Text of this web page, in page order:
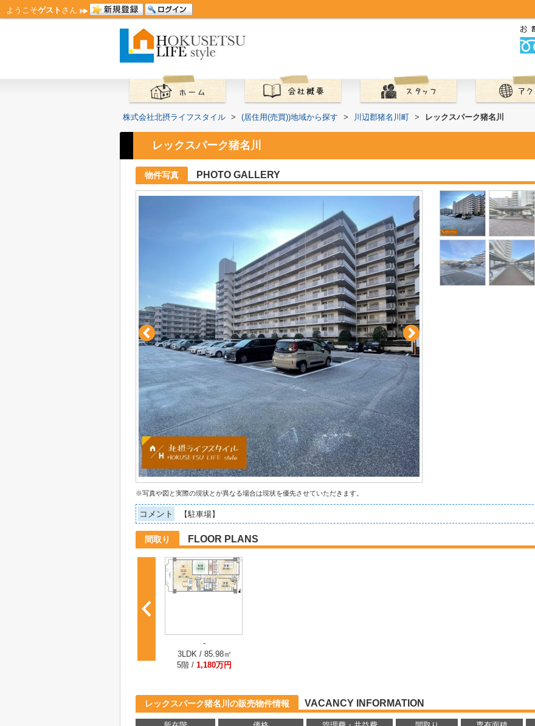
ようこそゲスト さん
株式会社北摂ライフスタイル > (居住用(売買))地域から探す > 川辺郡猪名川町 > レックスパーク猪名川
レックスパーク猪名川
物件写真 PHOTO GALLERY
※写真や図と実際の現状とが異なる場合は現状を優先させていただきます。
コメント 【駐車場】
間取り FLOOR PLANS
-
3LDK / 85.98㎡
5階 / 1,180万円
レックスパーク猪名川の販売物件情報 VACANCY INFORMATION